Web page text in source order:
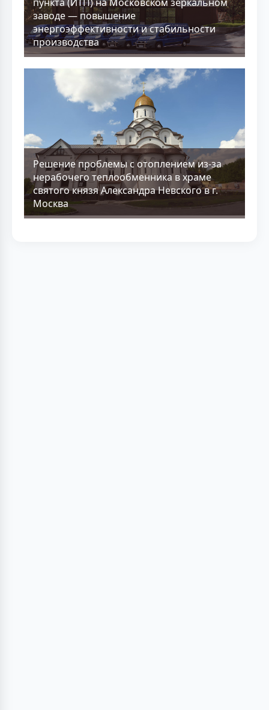
заводе — повышение
энергоэффективности и стабильности
производства
Решение проблемы с отоплением из-за
нерабочего теплообменника в храме
святого князя Александра Невского в г.
Москва